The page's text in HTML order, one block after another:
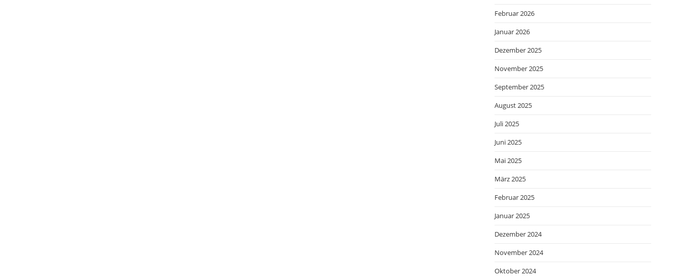
Februar 2026
Januar 2026
Dezember 2025
November 2025
September 2025
August 2025
Juli 2025
Juni 2025
Mai 2025
März 2025
Februar 2025
Januar 2025
Dezember 2024
November 2024
Oktober 2024